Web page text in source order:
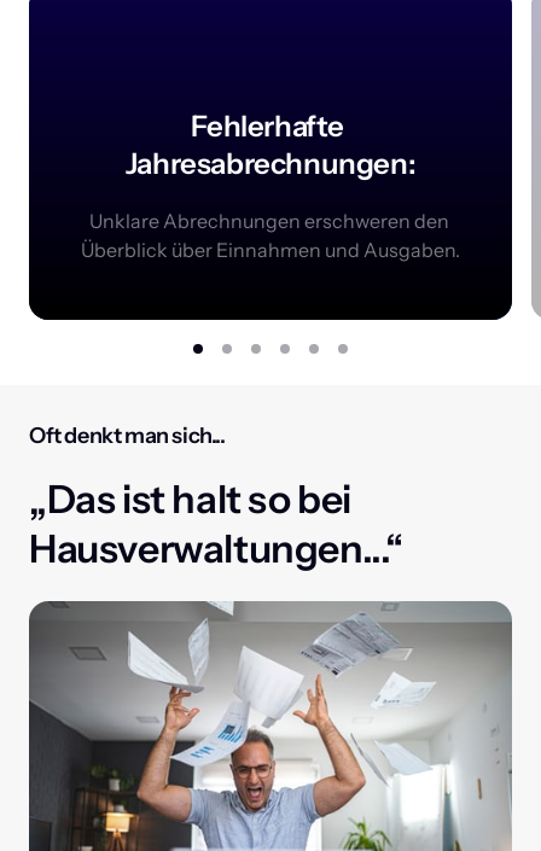
Fehlerhafte
Jahresabrechnungen:
Unklare Abrechnungen erschweren den
Überblick über Einnahmen und Ausgaben.
Oft denkt man sich...
„Das ist halt so bei
Hausverwaltungen...“